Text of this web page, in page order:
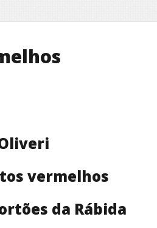
vermelhos
da Rábida